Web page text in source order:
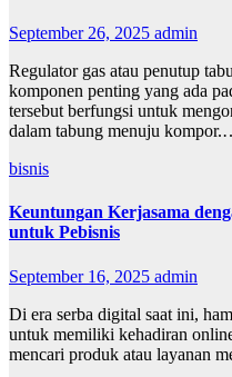
September 26, 2025 admin
Regulator gas atau penutup
komponen penting yang ada
tersebut berfungsi untuk
dalam tabung menuju
bisnis
Keuntungan Kerjasama
untuk Pebisnis
September 16, 2025 admin
Di era serba digital saat ini,
untuk memiliki kehadiran
mencari produk atau layanan